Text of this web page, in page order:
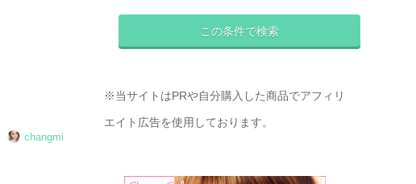
changmi
※当サイトはPRや自分購入した商品でアフィリ
エイト広告を使用しております。